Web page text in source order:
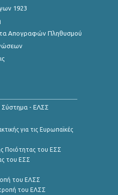
1923
Απογραφών Πληθυσμού
Σύστημα - ΕΛΣΣ
για τις Ευρωπαϊκές
Ποιότητας του ΕΣΣ
του ΕΣΣ
του ΕΛΣΣ
του ΕΛΣΣ